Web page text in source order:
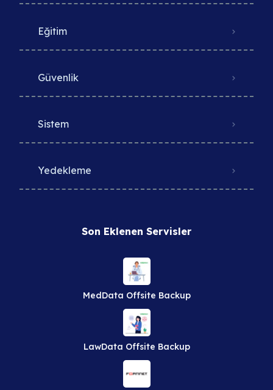
Eğitim
Güvenlik
Sistem
Yedekleme
Son Eklenen Servisler
MedData Offsite Backup
LawData Offsite Backup